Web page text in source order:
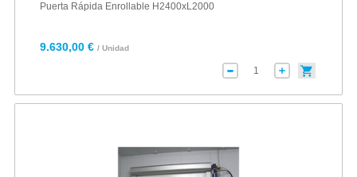
Puerta Rápida Enrollable H2400xL2000
9.630,00 € / Unidad